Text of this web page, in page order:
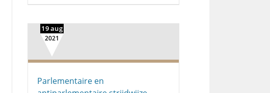
19 aug
2021
Parlementaire en